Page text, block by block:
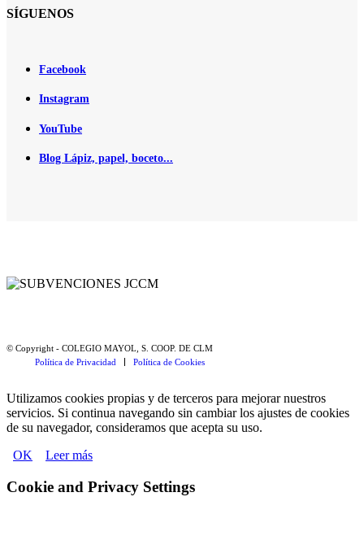
SÍGUENOS
Facebook
Instagram
YouTube
Blog Lápiz, papel, boceto...
© Copyright - COLEGIO MAYOL, S. COOP. DE CLM
Política de Privacidad
Política de Cookies
Utilizamos cookies propias y de terceros para mejorar nuestros
servicios. Si continua navegando sin cambiar los ajustes de cookies
de su navegador, consideramos que acepta su uso.
OK
Leer más
Cookie and Privacy Settings